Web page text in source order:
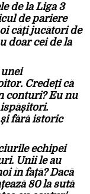
de la Liga 3
de pariere
câți jucători de
doar cei de la
Credeți că
conturi? Eu nu
fără istoric
echipei
Unii le au
în față? Dacă
80 la sută